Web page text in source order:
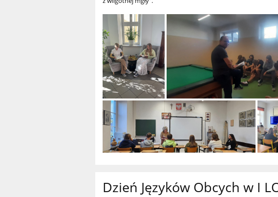
Dzień Języków Obcych w I